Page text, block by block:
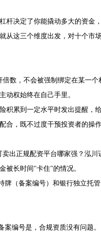
杆决定了你能撬动多大的资金
从这三个维度出发，对十个市
数，不会被强制绑定在某一个
权始终在自己手里。
积累到一定水平时发出提醒，
合，既不过度干预投资者的操
出正规配资平台哪家强？泓川
被长时间"卡住"的情况。
牌（备案编号）和银行独立托管
编号是，合规资质没有问题。